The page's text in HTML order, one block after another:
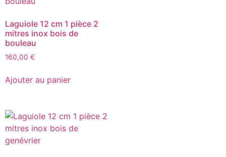
Laguiole 12 cm 1 pièce 2
mitres inox bois de
bouleau
160,00 €
Ajouter au panier